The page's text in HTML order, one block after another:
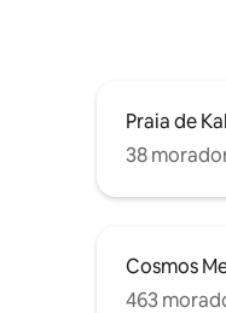
Praia de
38
Cosmos
463